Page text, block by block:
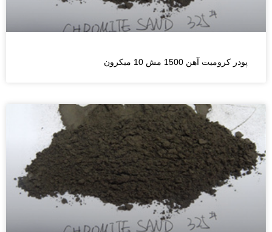
پودر کرومیت آهن 1500 مش 10 میکرون